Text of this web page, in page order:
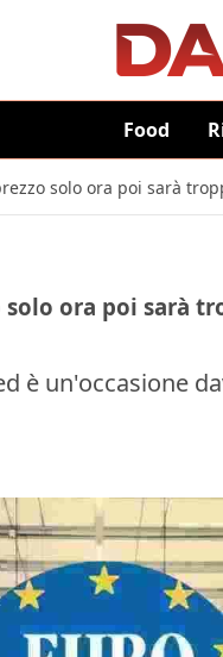
Food
solo ora poi sarà
ora poi sarà
è un'occasione